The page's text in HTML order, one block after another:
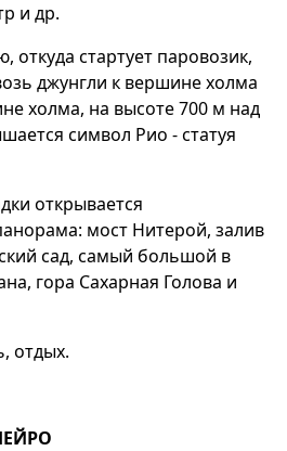
и др.
откуда стартует паровозик,
джунгли к вершине холма
холма, на высоте 700 м над
символ Рио - статуя
открывается
мост Нитерой, залив
сад, самый большой в
гора Сахарная Голова и
отдых.